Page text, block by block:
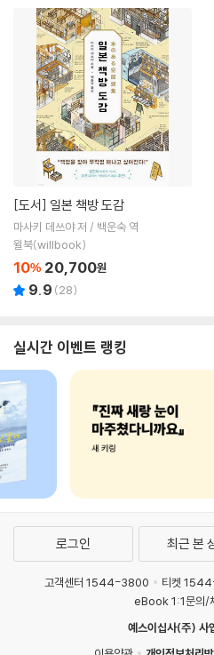
[도서] 일본 책방 도감
마사키 데쓰야 저 / 백운숙 역
윌북(willbook)
10% 20,700원
9.9 (28)
실시간 이벤트 랭킹
로그인 최근 본
고객센터 1544-3800 티켓
eBook 1:1문의/
예스이십사(주) 사